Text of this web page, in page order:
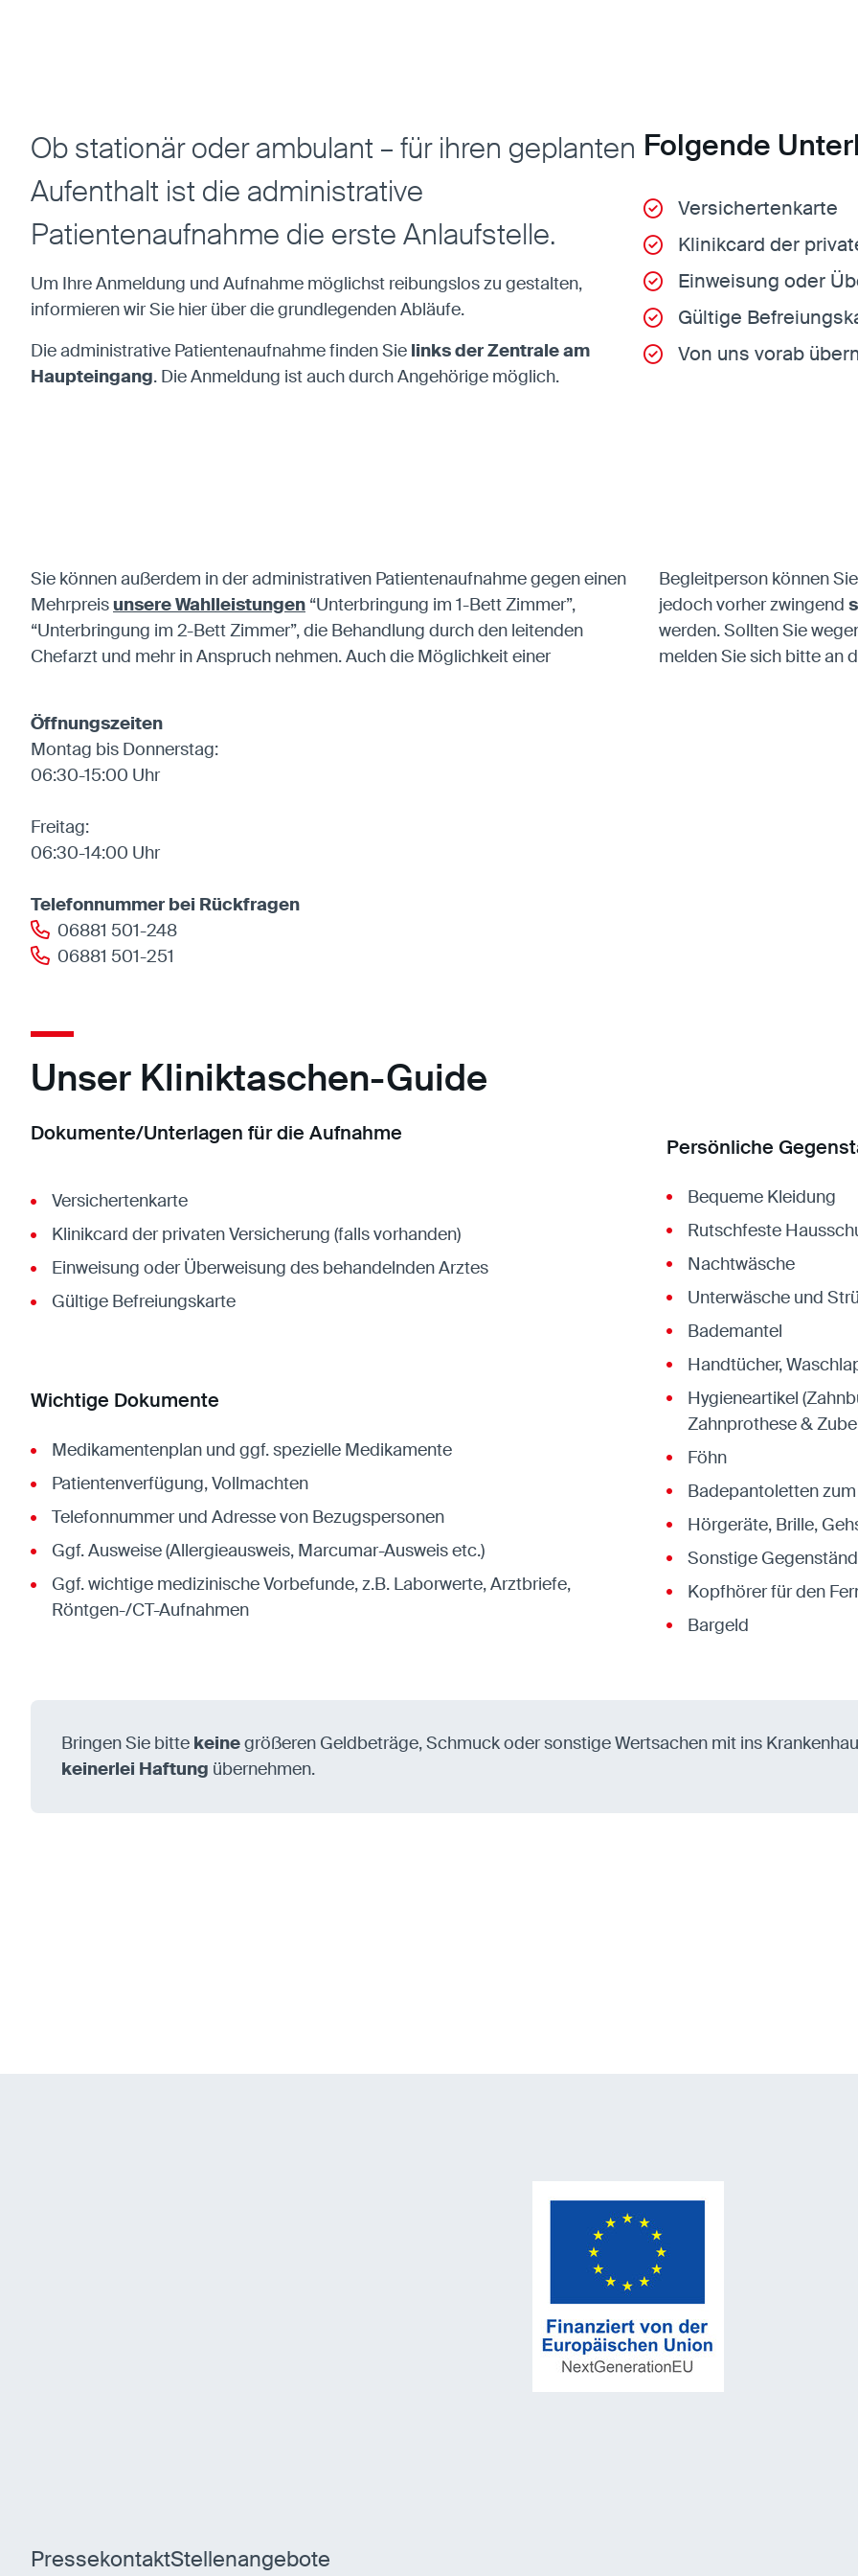
Ob stationär oder ambulant – für ihren geplanten
Aufenthalt ist die administrative
Patientenaufnahme die erste Anlaufstelle.
Um Ihre Anmeldung und Aufnahme möglichst reibungslos zu gestalten,
informieren wir Sie hier über die grundlegenden Abläufe.
Die administrative Patientenaufnahme finden Sie links der Zentrale am
Haupteingang. Die Anmeldung ist auch durch Angehörige möglich.
Folgende
Versichertenkarte
Klinikcard der
Einweisung oder
Gültige
Von uns vorab
Sie können außerdem in der administrativen Patientenaufnahme gegen einen
Mehrpreisunsere Wahlleistungen “Unterbringung im 1-Bett Zimmer”,
“Unterbringung im 2-Bett Zimmer”, die Behandlung durch den leitenden
Chefarzt und mehr in Anspruch nehmen. Auch die Möglichkeit einer
Begleitperson können
jedoch vorher zwingend
werden. Sollten Sie
melden Sie sich bitte an
Öffnungszeiten
Montag bis Donnerstag:
06:30-15:00 Uhr
Freitag:
06:30-14:00 Uhr
Telefonnummer bei Rückfragen
06881 501-248
06881 501-251
Unser Kliniktaschen-Guide
Dokumente/Unterlagen für die Aufnahme
Versichertenkarte
Klinikcard der privaten Versicherung (falls vorhanden)
Einweisung oder Überweisung des behandelnden Arztes
Gültige Befreiungskarte
Wichtige Dokumente
Medikamentenplan und ggf. spezielle Medikamente
Patientenverfügung, Vollmachten
Telefonnummer und Adresse von Bezugspersonen
Ggf. Ausweise (Allergieausweis, Marcumar-Ausweis etc.)
Ggf. wichtige medizinische Vorbefunde, z.B. Laborwerte, Arztbriefe,
Röntgen-/CT-Aufnahmen
Persönliche
Bequeme Kleidung
Rutschfeste
Nachtwäsche
Unterwäsche und
Bademantel
Handtücher,
Hygieneartikel
Zahnprothese &
Föhn
Badepantoletten
Hörgeräte, Brille,
Sonstige
Kopfhörer für den
Bargeld
Bringen Sie bitte keinegrößeren Geldbeträge, Schmuck oder sonstige Wertsachen mit ins
keinerlei Haftung übernehmen.
PressekontaktStellenangebote
anonym. Diese Informationen helfen uns zu
verstehen, wie unsere Besucher unsere Website
nutzen.
Anbieter:Matomo